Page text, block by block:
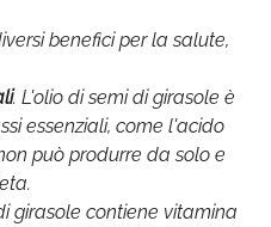
benefici per la salute,
. L'olio di semi di girasole è
essenziali, come l'acido
può produrre da solo e
girasole contiene vitamina